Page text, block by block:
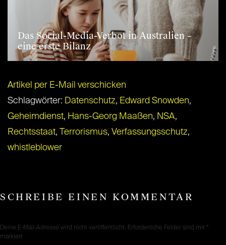
Das Social-Media-Verbot in Australien –
eine erste Bilanz
Artikel per E-Mail verschicken
Schlagwörter: Datenschutz, Edward Snowden,
Geheimdienst, Hans-Georg Maaßen, NSA,
Rechtsstaat, Terrorismus, Verfassungsschutz,
whistleblower
SCHREIBE EINEN KOMMENTAR
Deine E-Mail-Adresse wird nicht veröffentlicht. Erforderliche Felder sind mit *
markiert